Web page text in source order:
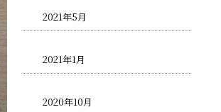
2021年5月
2021年1月
2020年10月